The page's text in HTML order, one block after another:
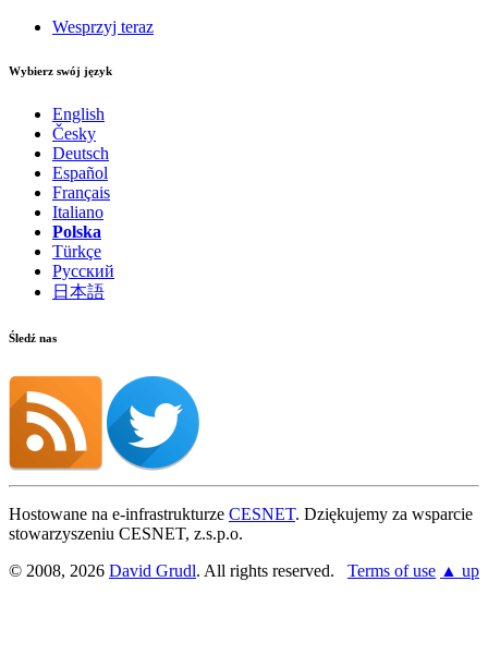
Wesprzyj teraz
Wybierz swój język
English
Česky
Deutsch
Español
Français
Italiano
Polska
Türkçe
Русский
日本語
Śledź nas
Hostowane na e-infrastrukturze CESNET. Dziękujemy za wsparcie
stowarzyszeniu CESNET, z.s.p.o.
© 2008, 2026 David Grudl. All rights reserved. Terms of use ▲ up